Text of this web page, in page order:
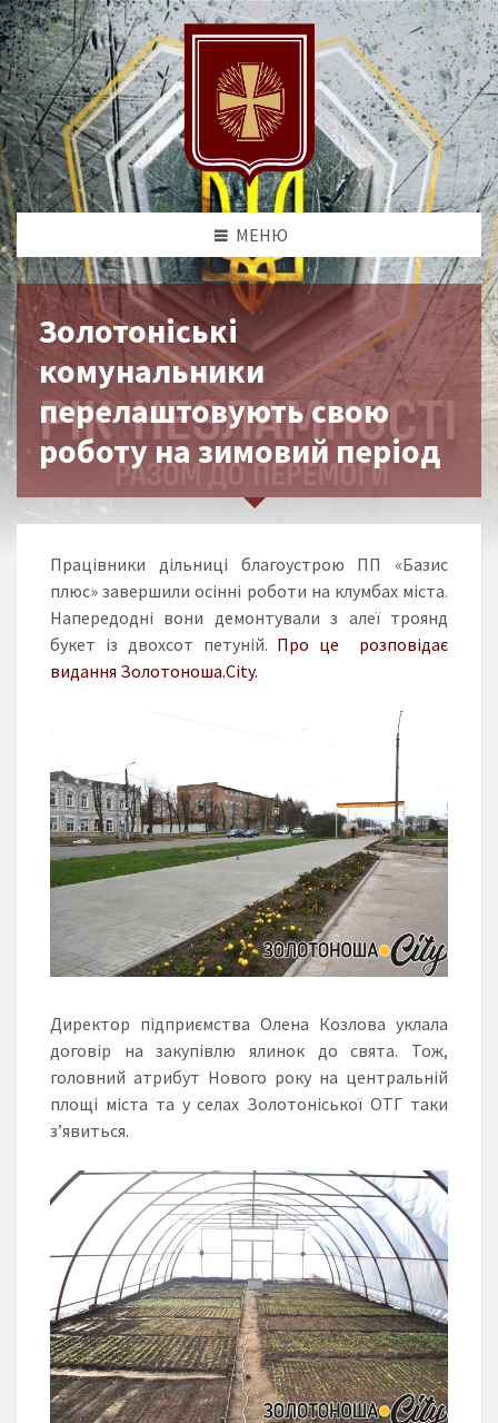
МЕНЮ
Золотоніські
комунальники
перелаштовують свою
роботу на зимовий період
Працівники дільниці благоустрою ПП «Базис
плюс» завершили осінні роботи на клумбах міста.
Напередодні вони демонтували з алеї троянд
букет із двохсот петуній. Про це розповідає
видання Золотоноша.City.
Директор підприємства Олена Козлова уклала
договір на закупівлю ялинок до свята. Тож,
головний атрибут Нового року на центральній
площі міста та у селах Золотоніської ОТГ таки
з’явиться.